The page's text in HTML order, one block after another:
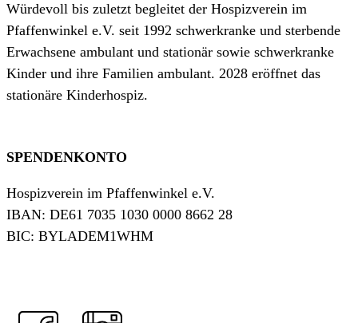
Würdevoll bis zuletzt begleitet der Hospizverein im
Pfaffenwinkel e.V. seit 1992 schwerkranke und sterbende
Erwachsene ambulant und stationär sowie schwerkranke
Kinder und ihre Familien ambulant. 2028 eröffnet das
stationäre Kinderhospiz.
SPENDENKONTO
Hospizverein im Pfaffenwinkel e.V.
IBAN: DE61 7035 1030 0000 8662 28
BIC: BYLADEM1WHM